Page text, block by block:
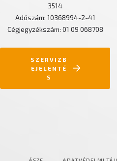
3514
Adószám: 10368994-2-41
Cégjegyzékszám: 01 09 068708
SZERVIZB
EJELENTÉ
S